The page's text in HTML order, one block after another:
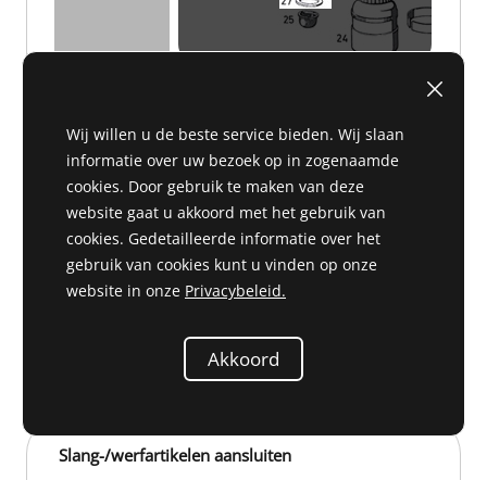
C 42 283
Slang-/werfartikelen aansluiten
Wij willen u de beste service bieden. Wij slaan
informatie over uw bezoek op in zogenaamde
cookies. Door gebruik te maken van deze
website gaat u akkoord met het gebruik van
cookies. Gedetailleerde informatie over het
gebruik van cookies kunt u vinden op onze
website in onze Privacybeleid.
Akkoord